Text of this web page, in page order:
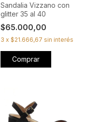
Sandalia Vizzano con
glitter 35 al 40
$65.000,00
3 x $21.666,67 sin interés
Comprar